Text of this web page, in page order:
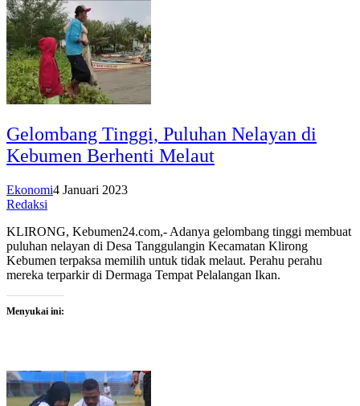
Gelombang Tinggi, Puluhan Nelayan di
Kebumen Berhenti Melaut
Ekonomi4 Januari 2023
Redaksi
KLIRONG, Kebumen24.com,- Adanya gelombang tinggi membuat
puluhan nelayan di Desa Tanggulangin Kecamatan Klirong
Kebumen terpaksa memilih untuk tidak melaut. Perahu perahu
mereka terparkir di Dermaga Tempat Pelalangan Ikan.
Menyukai ini: